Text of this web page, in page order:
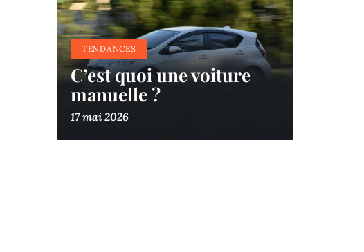
TENDANCES
C’est quoi une voiture
manuelle ?
17 mai 2026